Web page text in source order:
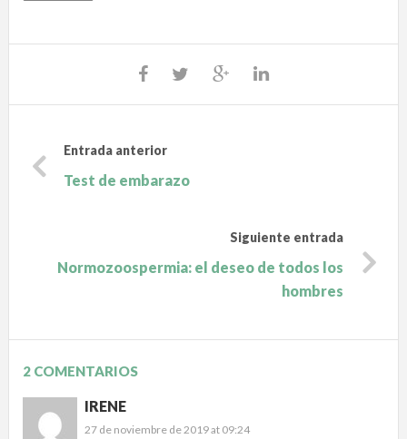
Entrada anterior
Test de embarazo
Siguiente entrada
Normozoospermia: el deseo de todos los
hombres
2 COMENTARIOS
IRENE
27 de noviembre de 2019 at 09:24